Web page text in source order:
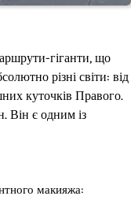
гіганти, що
різні світи: від
куточків Правого.
Він є одним із
макияжа: